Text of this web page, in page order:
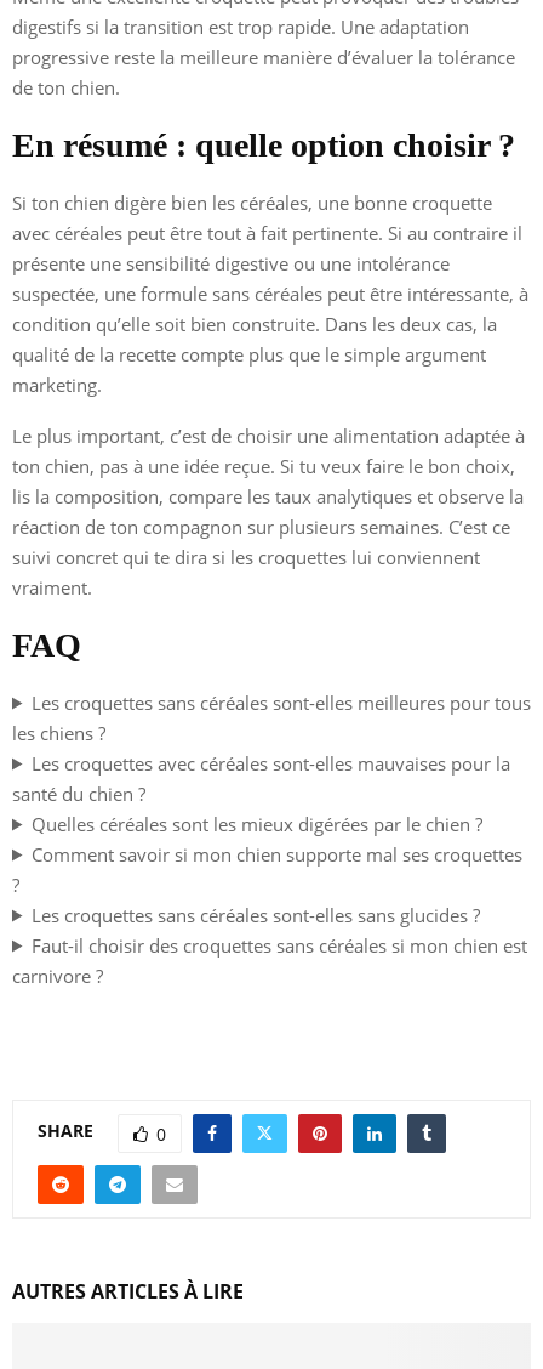
digestifs si la transition est trop rapide. Une adaptation
progressive reste la meilleure manière d’évaluer la tolérance
de ton chien.
En résumé : quelle option choisir ?
Si ton chien digère bien les céréales, une bonne croquette
avec céréales peut être tout à fait pertinente. Si au contraire il
présente une sensibilité digestive ou une intolérance
suspectée, une formule sans céréales peut être intéressante, à
condition qu’elle soit bien construite. Dans les deux cas, la
qualité de la recette compte plus que le simple argument
marketing.
Le plus important, c’est de choisir une alimentation adaptée à
ton chien, pas à une idée reçue. Si tu veux faire le bon choix,
lis la composition, compare les taux analytiques et observe la
réaction de ton compagnon sur plusieurs semaines. C’est ce
suivi concret qui te dira si les croquettes lui conviennent
vraiment.
FAQ
Les croquettes sans céréales sont-elles meilleures pour tous
les chiens ?
Les croquettes avec céréales sont-elles mauvaises pour la
santé du chien ?
Quelles céréales sont les mieux digérées par le chien ?
Comment savoir si mon chien supporte mal ses croquettes
?
Les croquettes sans céréales sont-elles sans glucides ?
Faut-il choisir des croquettes sans céréales si mon chien est
carnivore ?
SHARE 0
AUTRES ARTICLES À LIRE